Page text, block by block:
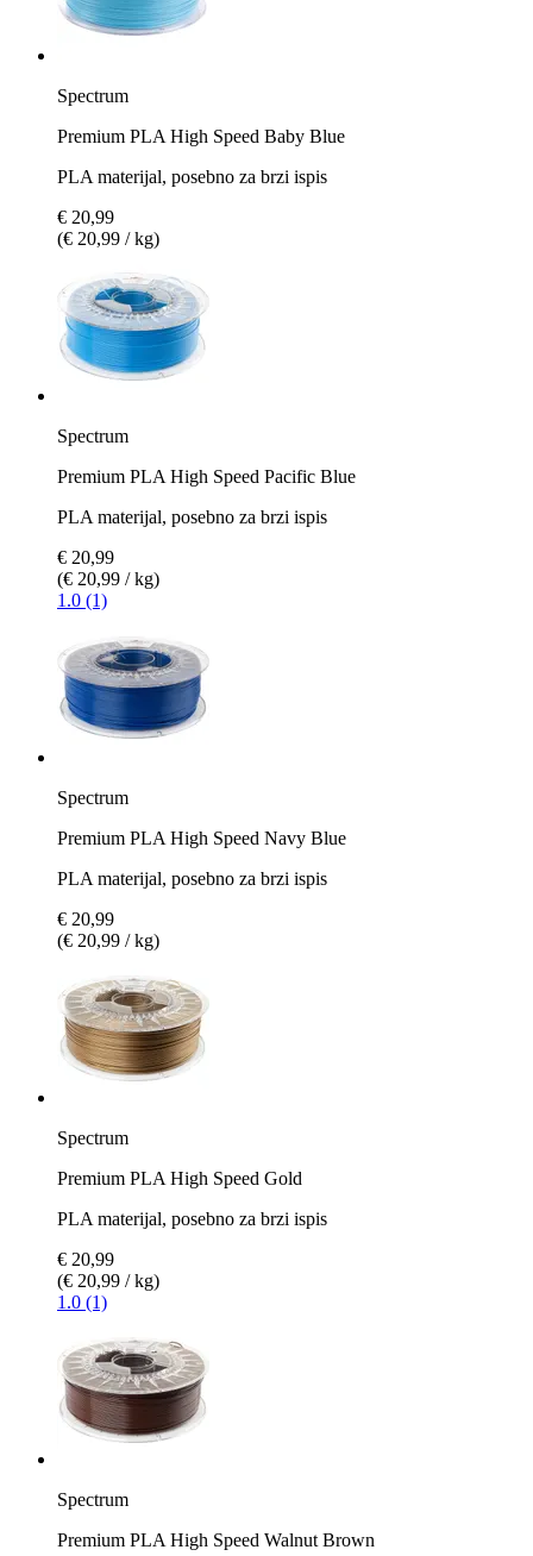
Spectrum
Premium PLA High Speed Baby Blue
PLA materijal, posebno za brzi ispis
€ 20,99
(€ 20,99 / kg)
Spectrum
Premium PLA High Speed Pacific Blue
PLA materijal, posebno za brzi ispis
€ 20,99
(€ 20,99 / kg)
1.0 (1)
Spectrum
Premium PLA High Speed Navy Blue
PLA materijal, posebno za brzi ispis
€ 20,99
(€ 20,99 / kg)
Spectrum
Premium PLA High Speed Gold
PLA materijal, posebno za brzi ispis
€ 20,99
(€ 20,99 / kg)
1.0 (1)
Spectrum
Premium PLA High Speed Walnut Brown